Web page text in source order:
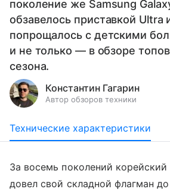
поколение же Samsung
обзавелось приставкой Ultra
попрощалось с детскими
и не только — в обзоре
сезона.
Константин Гагарин
Автор обзоров техники
Технические характеристики
За восемь поколений корейский
довел свой складной флагман